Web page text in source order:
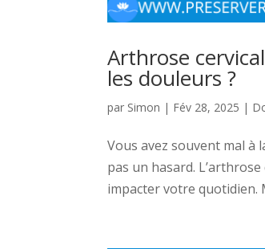
Arthrose
les douleurs ?
par Simon | Fév 28, 2025 |
Vous avez souvent mal à
pas un hasard.
impacter votre quotidien.